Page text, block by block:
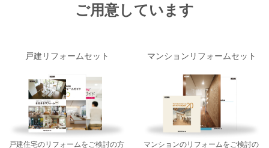
ご用意しています
戸建リフォームセット
戸建住宅のリフォームをご検討の方
マンションリフォームセット
マンションのリフォームをご検討の